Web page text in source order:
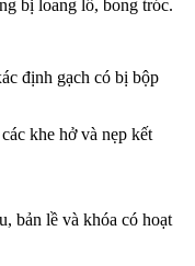
bị loang lổ, bong tróc.
định gạch có bị bộp
khe hở và nẹp kết
bản lề và khóa có hoạt